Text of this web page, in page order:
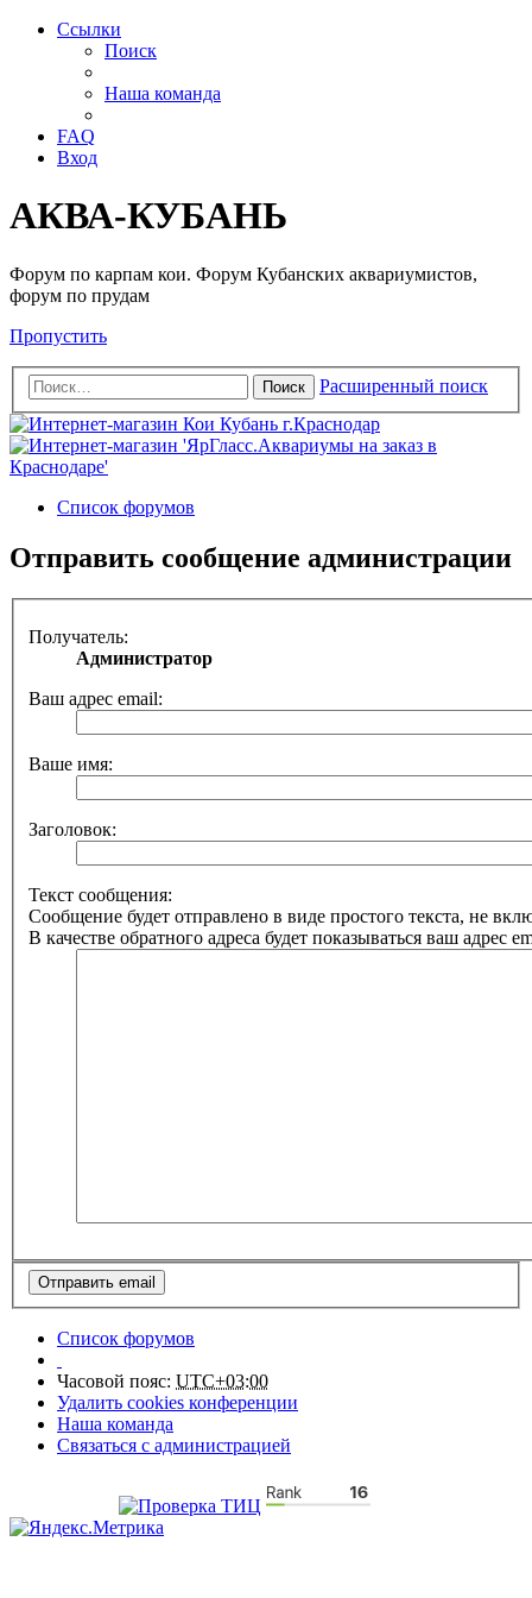
Ссылки
Поиск
Наша команда
FAQ
Вход
АКВА-КУБАНЬ
Форум по карпам кои. Форум Кубанских аквариумистов,
форум по прудам
Пропустить
Поиск Расширенный поиск
Список форумов
Отправить сообщение администрации
Получатель:
Администратор
Ваш адрес email:
Ваше имя:
Заголовок:
Текст сообщения:
Сообщение будет отправлено в виде простого текста, не
В качестве обратного адреса будет показываться ваш адрес
Список форумов
Часовой пояс: UTC+03:00
Удалить cookies конференции
Наша команда
Связаться с администрацией